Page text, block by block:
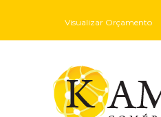
Visualizar Orçamento